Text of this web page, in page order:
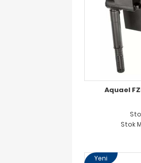
Aquael
Stok
Yeni